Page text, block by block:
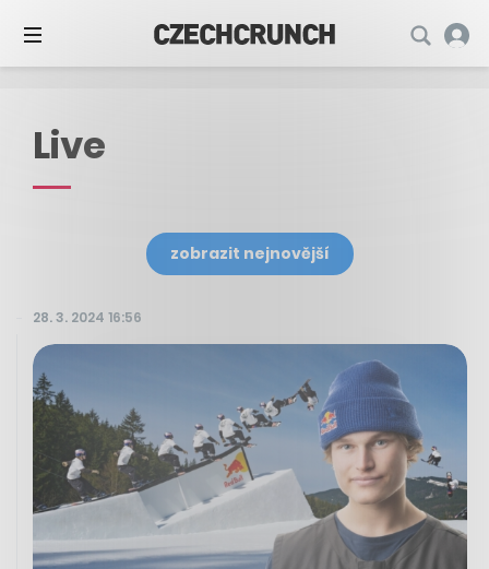
Live
zobrazit nejnovější
28. 3. 2024 16:56